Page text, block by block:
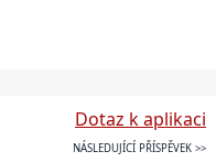
Dotaz k aplikaci
NÁSLEDUJÍCÍ PŘÍSPĚVEK >>